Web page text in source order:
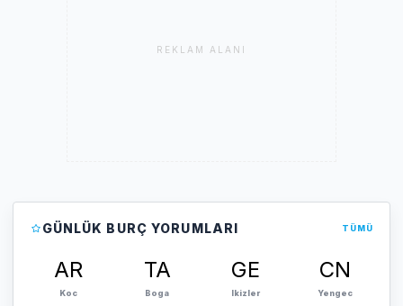
REKLAM ALANI
GÜNLÜK BURÇ YORUMLARI TÜMÜ
AR
Koc
TA
Boga
GE
Ikizler
CN
Yengec